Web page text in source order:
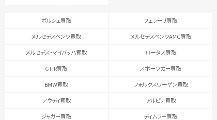
ポルシェ買取 フェラーリ買取
メルセデスベンツ買取 メルセデスベンツAMG買取
メルセデス・マイバッハ買取 ロータス買取
GT-R買取 スポーツカー買取
BMW買取 フォルクスワーゲン買取
アウディ買取 アルピナ買取
ジャガー買取 ディムラー買取